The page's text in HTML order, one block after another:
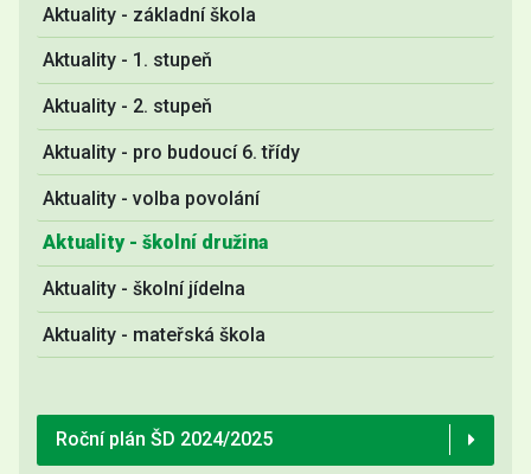
Aktuality - základní škola
Aktuality - 1. stupeň
Aktuality - 2. stupeň
Aktuality - pro budoucí 6. třídy
Aktuality - volba povolání
Aktuality - školní družina
Aktuality - školní jídelna
Aktuality - mateřská škola
Roční plán ŠD 2024/2025